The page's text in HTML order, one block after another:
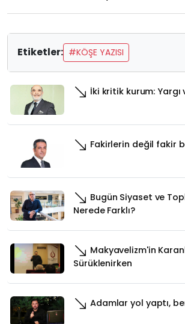
Etiketler: #KÖŞE YAZISI
İki kritik kurum: Yargı
Fakirlerin değil fakir
Bugün Siyaset ve
Nerede Farklı?
Makyavelizm'in
Sürüklenirken
Adamlar yol yaptı,